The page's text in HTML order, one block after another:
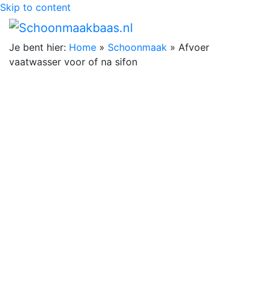
Skip to content
Je bent hier: Home » Schoonmaak » Afvoer
vaatwasser voor of na sifon